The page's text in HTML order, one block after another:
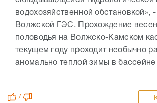
водохозяйственной обстановкой»,
Волжской ГЭС. Прохождение
половодья на Волжско-Камском
текущем году проходит необычно
аномально теплой зимы в бассейне
/